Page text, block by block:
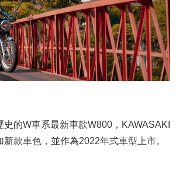
的W車系最新車款W800，KAWASAKI
款車色，並作為2022年式車型上市。